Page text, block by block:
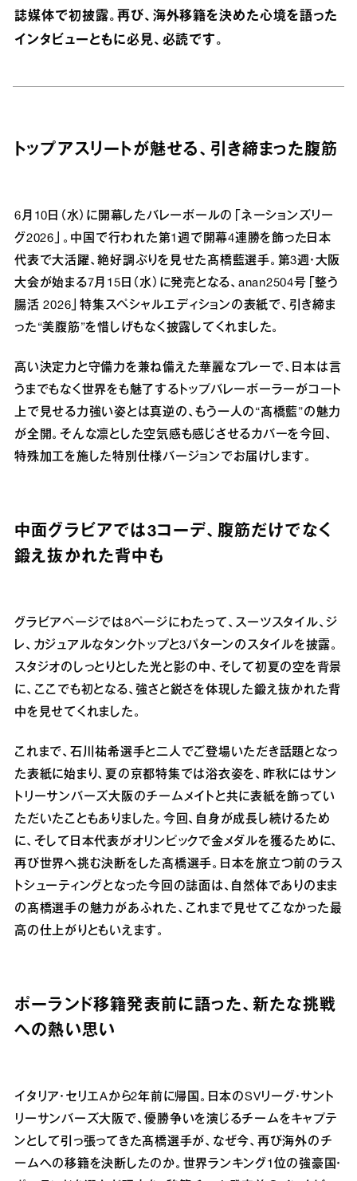
誌媒体で初披露。再び、海外移籍を決めた心境を語った
インタビューともに必見、必読です。
トップアスリートが魅せる、引き締まった腹筋
6月10日（水）に開幕したバレーボールの「ネーションズリー
グ2026」。中国で行われた第1週で開幕4連勝を飾った日本
代表で大活躍、絶好調ぶりを見せた髙橋藍選手。第3週・大阪
大会が始まる7月15日（水）に発売となる、anan2504号「整う
腸活 2026」特集スペシャルエディションの表紙で、引き締ま
った“美腹筋”を惜しげもなく披露してくれました。
高い決定力と守備力を兼ね備えた華麗なプレーで、日本は言
うまでもなく世界をも魅了するトップバレーボーラーがコート
上で見せる力強い姿とは真逆の、もう一人の“髙橋藍”の魅力
が全開。そんな凛とした空気感も感じさせるカバーを今回、
特殊加工を施した特別仕様バージョンでお届けします。
中面グラビアでは3コーデ、腹筋だけでなく
鍛え抜かれた背中も
グラビアページでは8ページにわたって、スーツスタイル、ジ
レ、カジュアルなタンクトップと3パターンのスタイルを披露。
スタジオのしっとりとした光と影の中、そして初夏の空を背景
に、ここでも初となる、強さと鋭さを体現した鍛え抜かれた背
中を見せてくれました。
これまで、石川祐希選手と二人でご登場いただき話題となっ
た表紙に始まり、夏の京都特集では浴衣姿を、昨秋にはサン
トリーサンバーズ大阪のチームメイトと共に表紙を飾ってい
ただいたこともありました。今回、自身が成長し続けるため
に、そして日本代表がオリンピックで金メダルを獲るために、
再び世界へ挑む決断をした髙橋選手。日本を旅立つ前のラス
トシューティングとなった今回の誌面は、自然体でありのまま
の髙橋選手の魅力があふれた、これまで見せてこなかった最
高の仕上がりともいえます。
ポーランド移籍発表前に語った、新たな挑戦
への熱い思い
イタリア・セリエAから2年前に帰国。日本のSVリーグ・サント
リーサンバーズ大阪で、優勝争いを演じるチームをキャプテ
ンとして引っ張ってきた髙橋選手が、なぜ今、再び海外のチ
ームへの移籍を決断したのか。世界ランキング1位の強豪国・